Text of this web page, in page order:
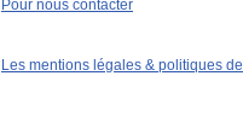
Pour nous contacter
Les mentions légales & politiques